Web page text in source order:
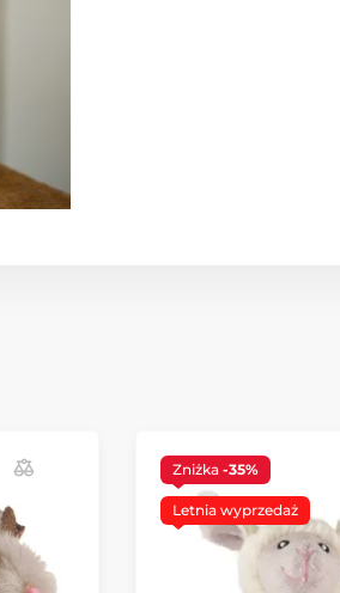
Zniżka -35%
Letnia wyprzedaż